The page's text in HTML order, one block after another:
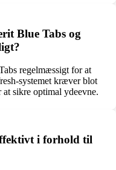
Blue Tabs og
regelmæssigt for at
systemet kræver blot
sikre optimal ydeevne.
i forhold til